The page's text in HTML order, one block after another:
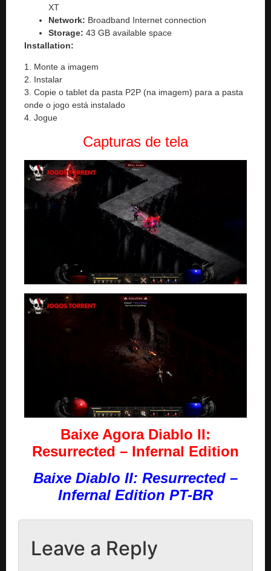
XT
Network: Broadband Internet connection
Storage: 43 GB available space
Installation:
1. Monte a imagem
2. Instalar
3. Copie o tablet da pasta P2P (na imagem) para a pasta
onde o jogo está instalado
4. Jogue
Capturas de tela
Baixe Agora Diablo II:
Resurrected – Infernal Edition
Baixe Diablo II: Resurrected –
Infernal Edition PT-BR
Leave a Reply